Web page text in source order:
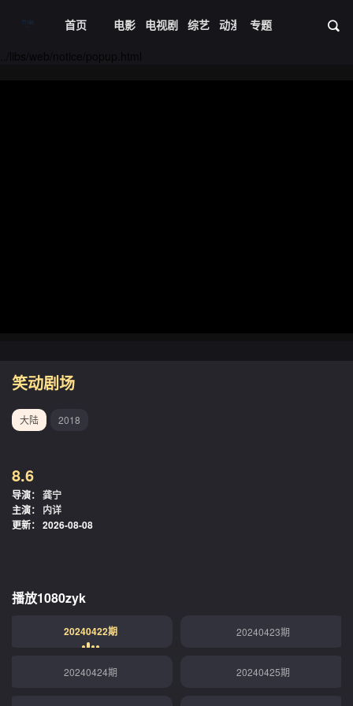
首页 电影 电视剧 综艺 动漫 短剧大全 资
专题
笑动剧场
大陆 2018
8.6
导演： 龚宁
主演：
内详
更新： 2026-08-08
播放1080zyk
20240422期 20240423期
20240424期 20240425期